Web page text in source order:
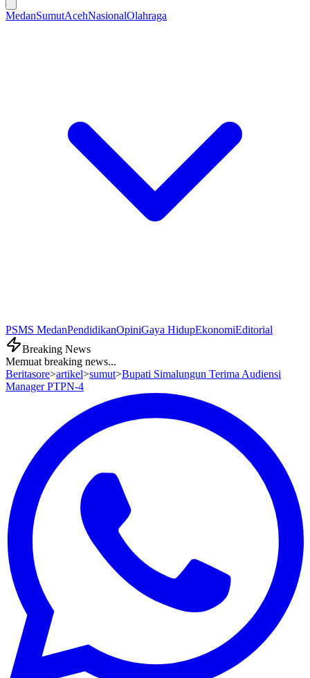
MedanSumutAcehNasionalOlahraga
PSMS MedanPendidikanOpiniGaya HidupEkonomiEditorial
Breaking News
Memuat breaking news...
Beritasore>artikel>sumut>Bupati Simalungun Terima Audiensi
Manager PTPN-4